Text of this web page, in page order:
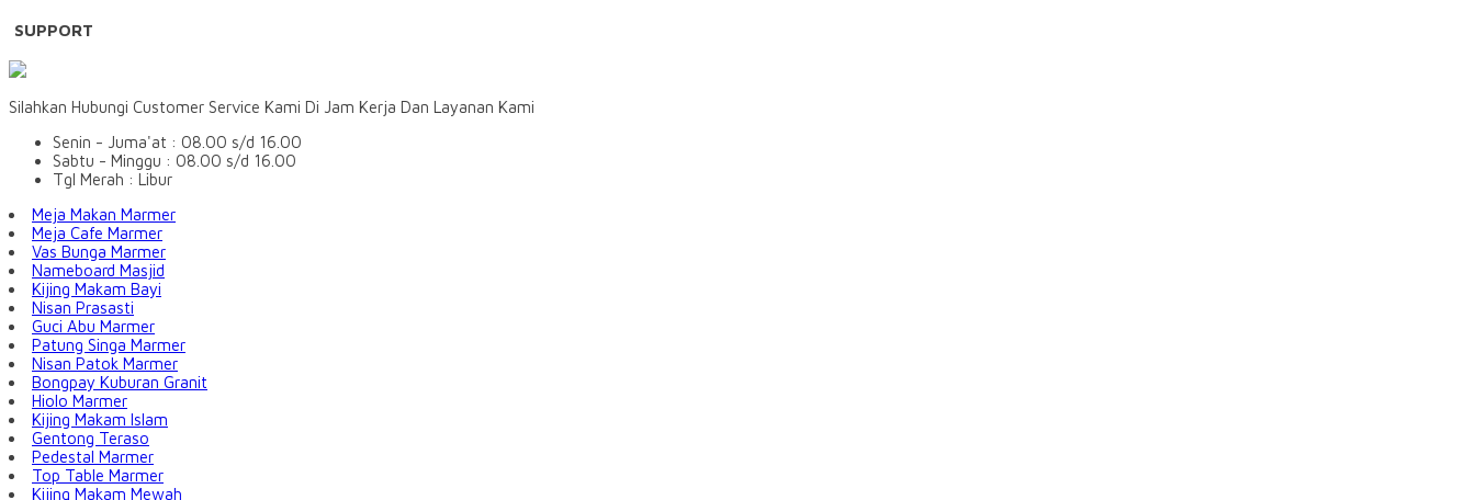
SUPPORT
Silahkan Hubungi Customer Service Kami Di Jam Kerja Dan Layanan Kami
Senin - Juma'at : 08.00 s/d 16.00
Sabtu - Minggu : 08.00 s/d 16.00
Tgl Merah : Libur
Meja Makan Marmer
Meja Cafe Marmer
Vas Bunga Marmer
Nameboard Masjid
Kijing Makam Bayi
Nisan Prasasti
Guci Abu Marmer
Patung Singa Marmer
Nisan Patok Marmer
Bongpay Kuburan Granit
Hiolo Marmer
Kijing Makam Islam
Gentong Teraso
Pedestal Marmer
Top Table Marmer
Kijing Makam Mewah